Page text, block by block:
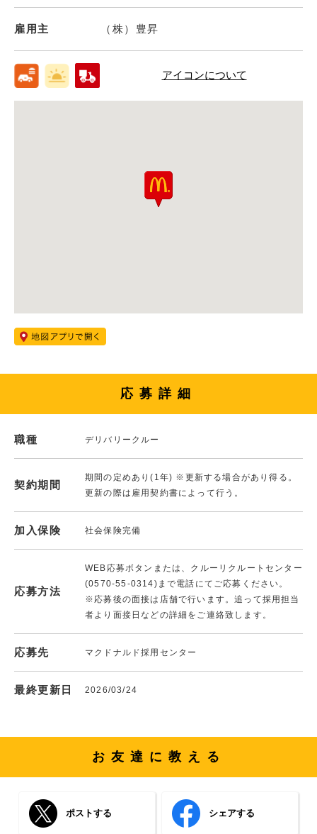
雇用主 （株）豊昇
アイコンについて
応募詳細
職種 デリバリークルー
契約期間
期間の定めあり(1年) ※更新する場合があり得る。
更新の際は雇用契約書によって行う。
加入保険 社会保険完備
応募方法
WEB応募ボタンまたは、クルーリクルートセンター
(0570-55-0314)まで電話にてご応募ください。
※応募後の面接は店舗で行います。追って採用担当
者より面接日などの詳細をご連絡致します。
応募先 マクドナルド採用センター
最終更新日 2026/03/24
お友達に教える
ポストする シェアする